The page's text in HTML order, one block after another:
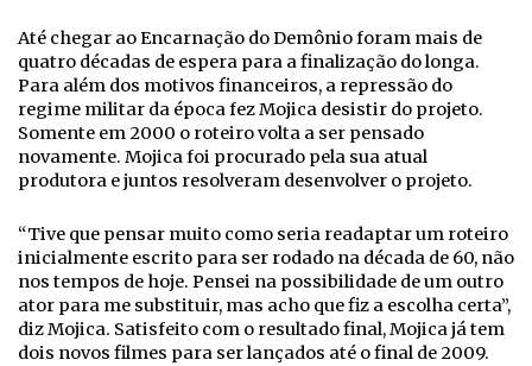
Até chegar ao Encarnação do Demônio foram mais de
quatro décadas de espera para a finalização do longa.
Para além dos motivos financeiros, a repressão do
regime militar da época fez Mojica desistir do projeto.
Somente em 2000 o roteiro volta a ser pensado
novamente. Mojica foi procurado pela sua atual
produtora e juntos resolveram desenvolver o projeto.
“Tive que pensar muito como seria readaptar um roteiro
inicialmente escrito para ser rodado na década de 60, não
nos tempos de hoje. Pensei na possibilidade de um outro
ator para me substituir, mas acho que fiz a escolha certa”,
diz Mojica. Satisfeito com o resultado final, Mojica já tem
dois novos filmes para ser lançados até o final de 2009.